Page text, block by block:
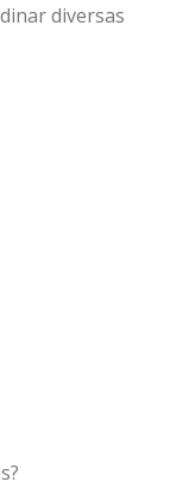
diversas